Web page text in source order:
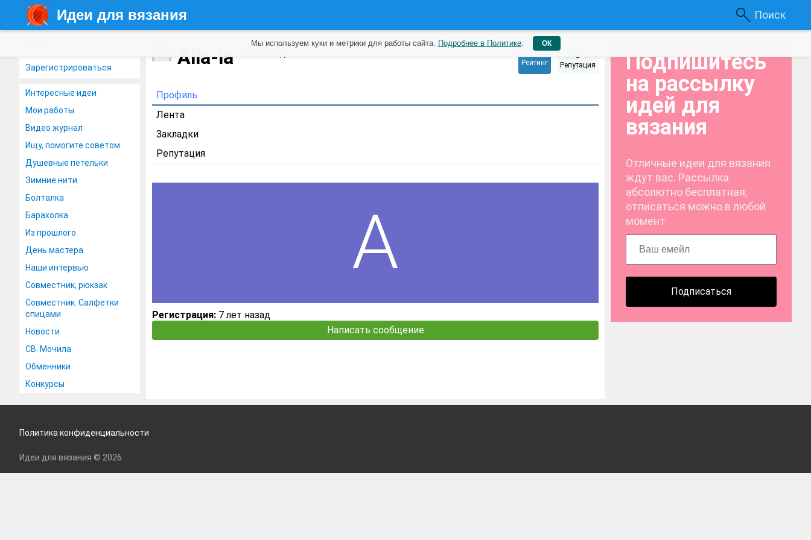
Идеи для вязания Поиск
Зарегистрироваться
Интересные идеи
Мои работы
Видео журнал
Ищу, помогите советом
Душевные петельки
Зимние нити
Болталка
Барахолка
Из прошлого
День мастера
Наши интервью
Совместник, рюкзак
Совместник. Салфетки
спицами
Новости
СВ. Мочила
Обменники
Конкурсы
Alla-la 0
Рейтинг
0
Репутация
Профиль
Лента
Закладки
Репутация
Регистрация: 7 лет назад
Написать сообщение
Подпишитесь
на рассылку
идей для
вязания
Отличные идеи для вязания
ждут вас. Рассылка
абсолютно бесплатная,
отписаться можно в любой
момент
Подписаться
Мы используем куки и метрики для работы сайта. Подробнее в Политике. ОК
Политика конфиденциальности
Идеи для вязания © 2026